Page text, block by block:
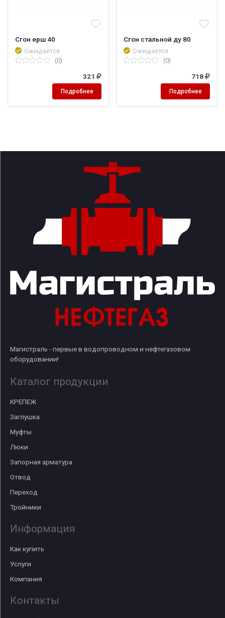
Сгон ерш 40
Ожидается
(0)
321
Подробнее
Сгон стальной ду 80
Ожидается
(0)
718
Подробнее
Магистраль - первые в водопроводном и нефтегазовом
оборудовании!
Каталог продукции
КРЕПЕЖ
Заглушка
Муфты
Люки
Запорная арматура
Отвод
Переход
Тройники
Информация
Как купить
Услуги
Компания
Контакты